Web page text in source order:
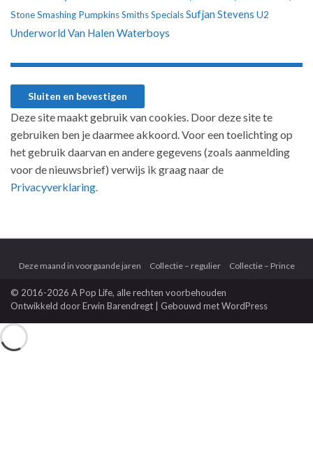
StoneSmashing PumpkinsSmithsSpecialsSufjan Stevens U2
Underworld Van Halen Waterboys
Deze site maakt gebruik van cookies. Door deze site te
gebruiken ben je daarmee akkoord. Voor een toelichting op
het gebruik daarvan en andere gegevens (zoals aanmelding
voor de nieuwsbrief) verwijs ik graag naar de
Privacyverklaring.
Deze maand in voorgaande jaren Collectie – regulier Collectie – Prince
© 2016-2026 A Pop Life, alle rechten voorbehouden
Ontwikkeld doorErwin Barendregt | Gebouwd metWordPress